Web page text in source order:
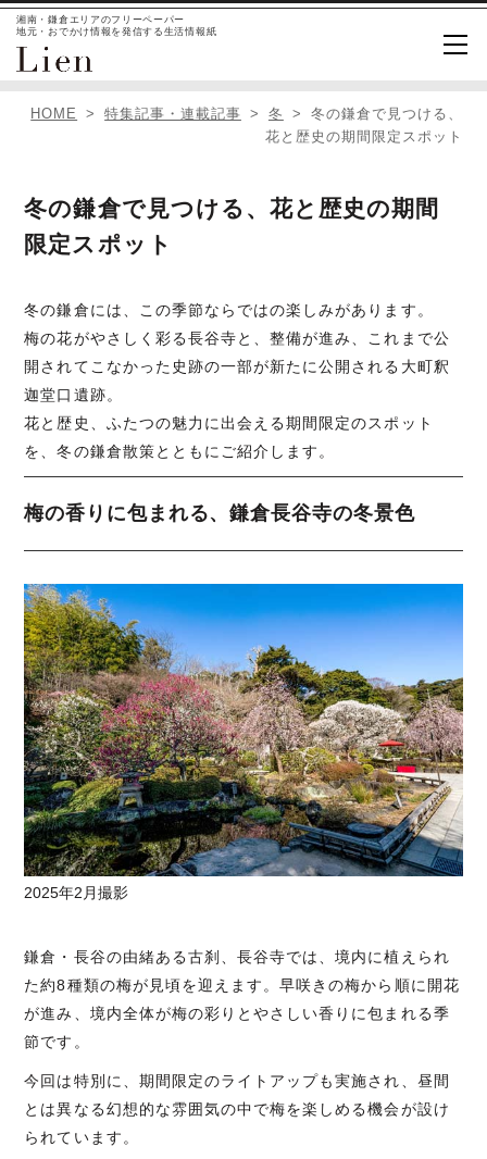
湘南・鎌倉エリアのフリーペーパー
地元・おでかけ情報を発信する生活情報紙
HOME 特集記事・連載記事 冬
冬の鎌倉で見つける、
花と歴史の期間限定スポット
冬の鎌倉で見つける、花と歴史の期間
限定スポット
冬の鎌倉には、この季節ならではの楽しみがあります。
梅の花がやさしく彩る長谷寺と、整備が進み、これまで公
開されてこなかった史跡の一部が新たに公開される大町釈
迦堂口遺跡。
花と歴史、ふたつの魅力に出会える期間限定のスポット
を、冬の鎌倉散策とともにご紹介します。
梅の香りに包まれる、鎌倉長谷寺の冬景色
2025年2月撮影
鎌倉・長谷の由緒ある古刹、長谷寺では、境内に植えられ
た約8種類の梅が見頃を迎えます。早咲きの梅から順に開花
が進み、境内全体が梅の彩りとやさしい香りに包まれる季
節です。
今回は特別に、期間限定のライトアップも実施され、昼間
とは異なる幻想的な雰囲気の中で梅を楽しめる機会が設け
られています。